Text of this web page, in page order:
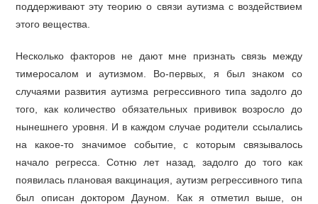
поддерживают эту теорию о связи аутизма с воздействием
этого вещества.
Несколько факторов не дают мне признать связь между
тимеросалом и аутизмом. Во-первых, я был знаком со
случаями развития аутизма регрессивного типа задолго до
того, как количество обязательных прививок возросло до
нынешнего уровня. И в каждом случае родители ссылались
на какое-то значимое событие, с которым связывалось
начало регресса. Сотню лет назад, задолго до того как
появилась плановая вакцинация, аутизм регрессивного типа
был описан доктором Дауном. Как я отметил выше, он